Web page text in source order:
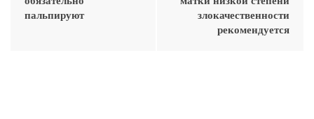
пальпируют
злокачественности
рекомендуется